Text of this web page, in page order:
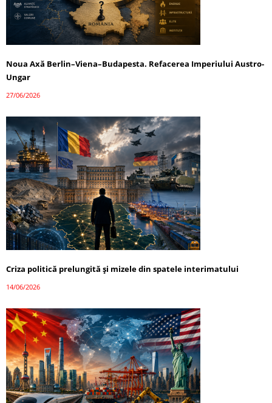
Noua Axă Berlin–Viena–Budapesta. Refacerea Imperiului Austro-
Ungar
27/06/2026
Criza politică prelungită și mizele din spatele interimatului
14/06/2026